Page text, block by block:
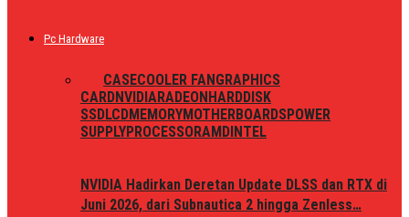
Pc Hardware
CASECOOLER FAN GRAPHICS
CARDNVIDIARADEON HARDDISK
SSDLCDMEMORYMOTHERBOARDSPOWER
SUPPLYPROCESSORAMD INTEL
NVIDIA Hadirkan Deretan Update DLSS dan RTX di
Juni 2026, dari Subnautica 2 hingga Zenless…